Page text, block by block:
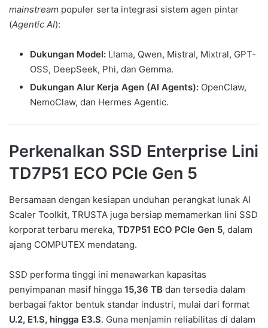
mainstream populer serta integrasi sistem agen pintar
(Agentic AI):
Dukungan Model: Llama, Qwen, Mistral, Mixtral, GPT-
OSS, DeepSeek, Phi, dan Gemma.
Dukungan Alur Kerja Agen (AI Agents): OpenClaw,
NemoClaw, dan Hermes Agentic.
Perkenalkan SSD Enterprise Lini
TD7P51 ECO PCIe Gen 5
Bersamaan dengan kesiapan unduhan perangkat lunak AI
Scaler Toolkit, TRUSTA juga bersiap memamerkan lini SSD
korporat terbaru mereka, TD7P51 ECO PCIe Gen 5, dalam
ajang COMPUTEX mendatang.
SSD performa tinggi ini menawarkan kapasitas
penyimpanan masif hingga 15,36 TB dan tersedia dalam
berbagai faktor bentuk standar industri, mulai dari format
U.2, E1.S, hingga E3.S. Guna menjamin reliabilitas di dalam